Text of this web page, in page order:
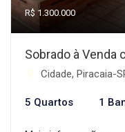
R$ 1.300.000
Sobrado à Venda
Cidade, Piracaia-
5 Quartos 1